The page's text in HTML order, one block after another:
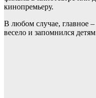
кинопремьеру.
В любом случае, главное
весело и запомнился